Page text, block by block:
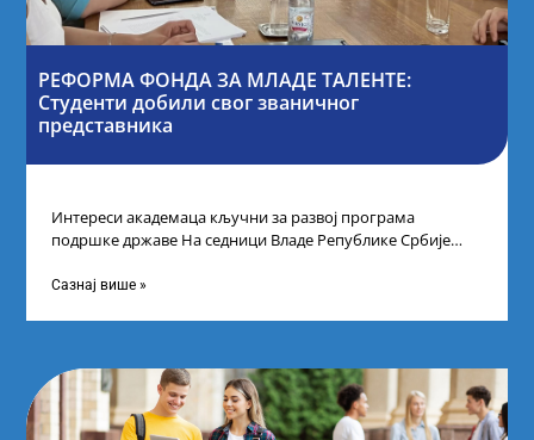
РЕФОРМА ФОНДА ЗА МЛАДЕ ТАЛЕНТЕ:
Студенти добили свог званичног
представника
Интереси академаца кључни за развој програма
подршке државе На седници Владе Републике Србије
Сазнај више »